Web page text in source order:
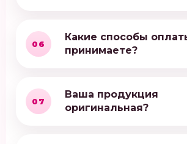
06
Какие способы
принимаете?
07
Ваша продукция
оригинальная?